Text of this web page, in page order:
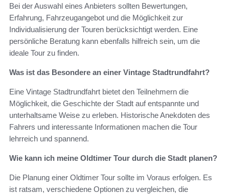
Bei der Auswahl eines Anbieters sollten Bewertungen,
Erfahrung, Fahrzeugangebot und die Möglichkeit zur
Individualisierung der Touren berücksichtigt werden. Eine
persönliche Beratung kann ebenfalls hilfreich sein, um die
ideale Tour zu finden.
Was ist das Besondere an einer Vintage Stadtrundfahrt?
Eine Vintage Stadtrundfahrt bietet den Teilnehmern die
Möglichkeit, die Geschichte der Stadt auf entspannte und
unterhaltsame Weise zu erleben. Historische Anekdoten des
Fahrers und interessante Informationen machen die Tour
lehrreich und spannend.
Wie kann ich meine Oldtimer Tour durch die Stadt planen?
Die Planung einer Oldtimer Tour sollte im Voraus erfolgen. Es
ist ratsam, verschiedene Optionen zu vergleichen, die